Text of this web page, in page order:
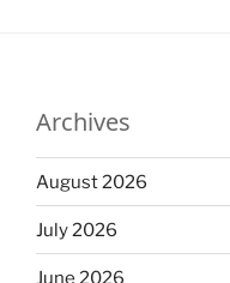
Archives
August 2026
July 2026
June 2026